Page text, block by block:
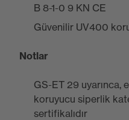
B 8-1-0 9 KN CE
Güvenilir UV400
Notlar
GS-ET 29 uyarınca,
koruyucu siperlik
sertifikalıdır